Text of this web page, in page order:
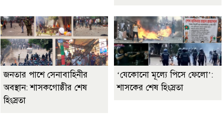
জনতার পাশে সেনাবাহিনীর
অবস্থান: শাসকগোষ্ঠীর শেষ
হিংস্রতা
‘যেকোনো মূল্যে পিসে ফেলো’:
শাসকের শেষ হিংস্রতা